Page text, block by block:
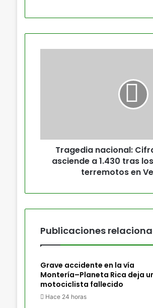
Tragedia nacional:
asciende a 1.430 tras
terremotos en
Publicaciones
Grave accidente en la vía
Montería–Planeta Rica deja
motociclista fallecido
Hace 24 horas